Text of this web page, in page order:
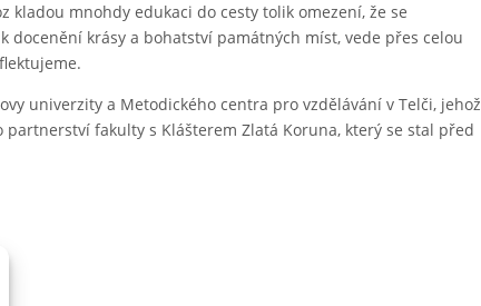
mnohdy edukaci do cesty tolik omezení, že se
docenění krásy a bohatství památných míst, vede přes celou
univerzity a Metodického centra pro vzdělávání v Telči, jehož
fakulty s Klášterem Zlatá Koruna, který se stal před